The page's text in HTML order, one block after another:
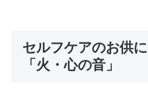
セルフケアのお供
「火・心の音」